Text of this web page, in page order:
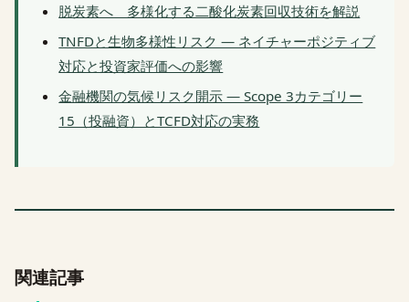
脱炭素へ 多様化する二酸化炭素回収技術を解説
TNFDと生物多様性リスク — ネイチャーポジティブ
対応と投資家評価への影響
金融機関の気候リスク開示 — Scope 3カテゴリー
15（投融資）とTCFD対応の実務
関連記事